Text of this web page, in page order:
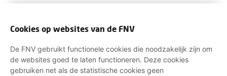
Cookies op websites van de FNV
De FNV gebruikt functionele cookies die noodzakelijk zijn om
de websites goed te laten functioneren. Deze cookies
gebruiken net als de statistische cookies geen